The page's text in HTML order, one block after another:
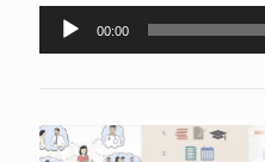
Audio-
Player
00:00